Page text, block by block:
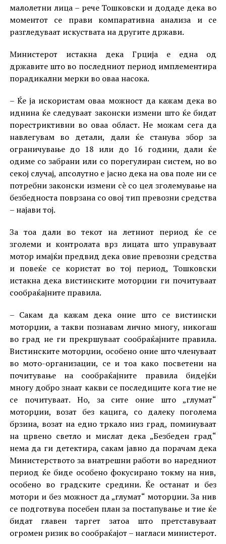
малолетни лица – рече Тошковски и додаде дека во
моментот се прави компаративна анализа и се
разгледуваат искуствата на другите држави.
Министерот истакна дека Грција е една од
државите што во последниот период имплементира
порадикални мерки во оваа насока.
– Ќе ја искористам оваа можност да кажам дека во
иднина ќе следуваат законски измени што ќе бидат
порестриктивни во оваа област. Не можам сега да
навлегувам во детали, дали ќе станува збор за
ограничување до 18 или до 16 години, дали ќе
одиме со забрани или со порегулиран систем, но во
секој случај, апсолутно е јасно дека на ова поле ни се
потребни законски измени сè со цел зголемување на
безбедноста поврзана со овој тип превозни средства
– најави тој.
За тоа дали во текот на летниот период ќе се
зголеми и контролата врз лицата што управуваат
мотор имајќи предвид дека овие превозни средства
и повеќе се користат во тој период, Тошковски
истакна дека вистинските моторџии ги почитуваат
сообраќајните правила.
– Сакам да кажам дека оние што се вистински
моторџии, а такви познавам лично многу, никогаш
во град не ги прекршуваат сообраќајните правила.
Вистинските моторџии, особено оние што членуваат
во мото-организации, се и тоа како посветени на
почитување на сообраќајните правила бидејќи
многу добро знаат какви се последиците кога тие не
се почитуваат. Но, за сите оние што „глумат“
моторџии, возат без кацига, со далеку поголема
брзина, возат на едно тркало низ град, поминуваат
на црвено светло и мислат дека „Безбеден град“
нема да ги детектира, сакам јавно да порачам дека
Министерството за внатрешни работи во наредниот
период ќе биде особено фокусирано токму на нив,
особено во градските средини. Ќе останат и без
мотори и без можност да „глумат“ моторџии. За нив
се подготвува посебен план за постапување и тие ќе
бидат главен таргет затоа што претставуваат
огромен ризик во сообраќајот – нагласи министерот.